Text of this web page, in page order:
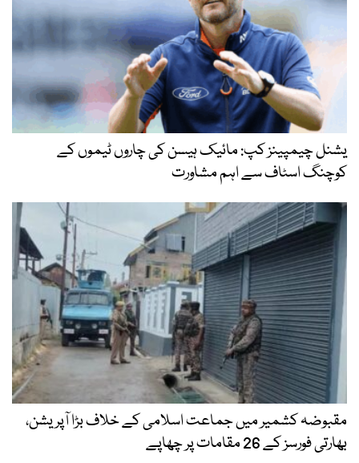
یشنل چیمپینز کپ: مائیک ہیسن کی چاروں ٹیموں کے
کوچنگ اسٹاف سے اہم مشاورت
مقبوضہ کشمیر میں جماعت اسلامی کے خلاف بڑا آپریشن،
بھارتی فورسز کے 26 مقامات پر چھاپے